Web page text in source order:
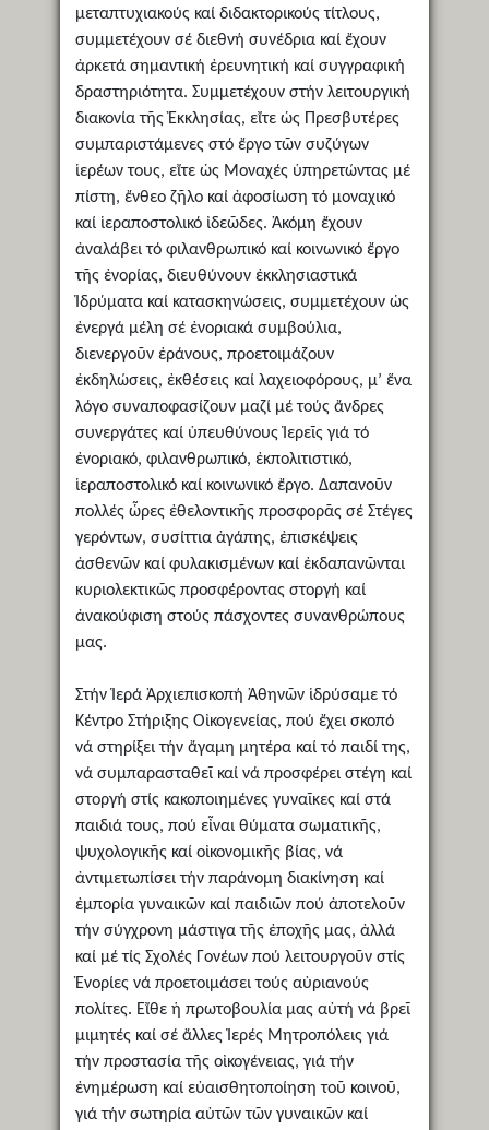
μεταπτυχιακούς καί διδακτορικούς τίτλους,
συμμετέχουν σέ διεθνή συνέδρια καί ἔχουν
ἀρκετά σημαντική ἐρευνητική καί συγγραφική
δραστηριότητα. Συμμετέχουν στήν λειτουργική
διακονία τῆς Ἐκκλησίας, εἴτε ὡς Πρεσβυτέρες
συμπαριστάμενες στό ἔργο τῶν συζύγων
ἱερέων τους, εἴτε ὡς Μοναχές ὑπηρετώντας μέ
πίστη, ἔνθεο ζῆλο καί ἀφοσίωση τό μοναχικό
καί ἱεραποστολικό ἰδεῶδες. Ἀκόμη ἔχουν
ἀναλάβει τό φιλανθρωπικό καί κοινωνικό ἔργο
τῆς ἐνορίας, διευθύνουν ἐκκλησιαστικά
Ἱδρύματα καί κατασκηνώσεις, συμμετέχουν ὡς
ἐνεργά μέλη σέ ἐνοριακά συμβούλια,
διενεργοῦν ἐράνους, προετοιμάζουν
ἐκδηλώσεις, ἐκθέσεις καί λαχειοφόρους, μ’ ἕνα
λόγο συναποφασίζουν μαζί μέ τούς ἄνδρες
συνεργάτες καί ὑπευθύνους Ἱερεῖς γιά τό
ἐνοριακό, φιλανθρωπικό, ἐκπολιτιστικό,
ἱεραποστολικό καί κοινωνικό ἔργο. Δαπανοῦν
πολλές ὧρες ἐθελοντικῆς προσφορᾶς σέ Στέγες
γερόντων, συσίττια ἀγάπης, ἐπισκέψεις
ἀσθενῶν καί φυλακισμένων καί ἐκδαπανῶνται
κυριολεκτικῶς προσφέροντας στοργή καί
ἀνακούφιση στούς πάσχοντες συνανθρώπους
μας.
Στήν Ἱερά Ἀρχιεπισκοπή Ἀθηνῶν ἱδρύσαμε τό
Κέντρο Στήριξης Οἰκογενείας, πού ἔχει σκοπό
νά στηρίξει τήν ἄγαμη μητέρα καί τό παιδί της,
νά συμπαρασταθεῖ καί νά προσφέρει στέγη καί
στοργή στίς κακοποιημένες γυναῖκες καί στά
παιδιά τους, πού εἶναι θύματα σωματικῆς,
ψυχολογικῆς καί οἰκονομικῆς βίας, νά
ἀντιμετωπίσει τήν παράνομη διακίνηση καί
ἐμπορία γυναικῶν καί παιδιῶν πού ἀποτελοῦν
τήν σύγχρονη μάστιγα τῆς ἐποχῆς μας, ἀλλά
καί μέ τίς Σχολές Γονέων πού λειτουργοῦν στίς
Ἐνορίες νά προετοιμάσει τούς αὐριανούς
πολίτες. Εἴθε ἡ πρωτοβουλία μας αὐτή νά βρεῖ
μιμητές καί σέ ἄλλες Ἱερές Μητροπόλεις γιά
τήν προστασία τῆς οἰκογένειας, γιά τήν
ἐνημέρωση καί εὐαισθητοποίηση τοῦ κοινοῦ,
γιά τήν σωτηρία αὐτῶν τῶν γυναικῶν καί